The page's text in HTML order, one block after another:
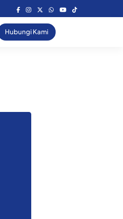
Hubungi Kami